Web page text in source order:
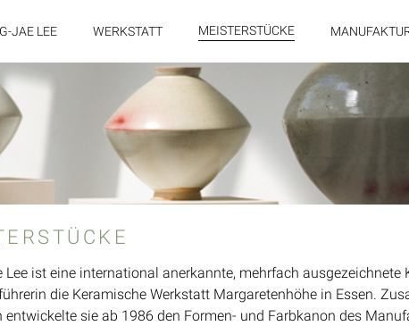
JAE LEE WERKSTATT MEISTERSTÜCKE
Lee ist eine international anerkannte, mehrfach ausgezeichnete
die Keramische Werkstatt Margaretenhöhe in Essen.
entwickelte sie ab 1986 den Formen- und Farbkanon des